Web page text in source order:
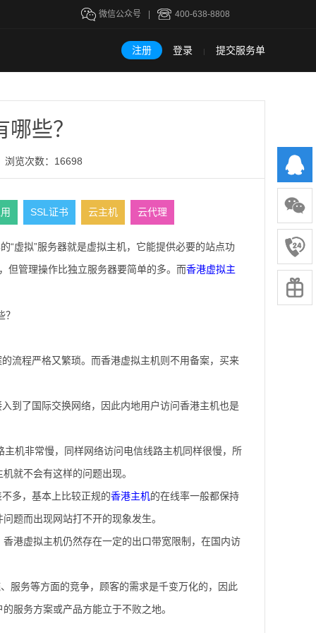
400-638-8808
微信公众号
注册 登录 | 提交服务单
些？
浏览次数：16698
SSL证书 云主机 云代理
“虚拟”服务器就是虚拟主机，它能提供必要的站点功
但管理操作比独立服务器要简单的多。而香港虚拟主
流程严格又繁琐。而香港虚拟主机则不用备案，买来
到了国际交换网络，因此内地用户访问香港主机也是
机非常慢，同样网络访问电信线路主机同样很慢，所
就不会有这样的问题出现。
多，基本上比较正规的香港主机的在线率一般都保持
题而出现网站打不开的现象发生。
港虚拟主机仍然存在一定的出口带宽限制，在国内访
服务等方面的竞争，顾客的需求是千变万化的，因此
服务方案或产品方能立于不败之地。